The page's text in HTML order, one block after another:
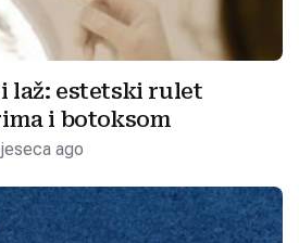
laž: estetski rulet
i botoksom
ago